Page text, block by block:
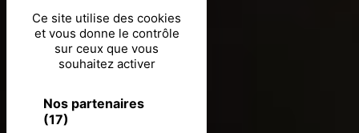
Ce site utilise des cookies
et vous donne le contrôle
sur ceux que vous
souhaitez activer
Nos partenaires
(17)